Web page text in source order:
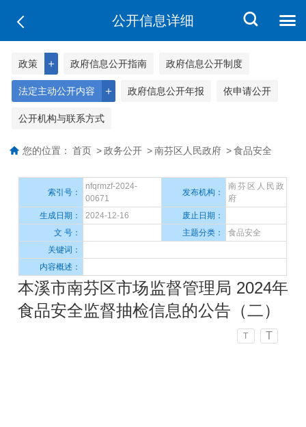
公开信息详细
＋
政策 政府信息公开指南 政府信息公开制度
＋
法定主动公开内容 政府信息公开年报 依申请公开
公开机构与联系方式
您的位置： 首页 > 政务公开 > 南芬区人民政府 > 食品安全
索引号：
nfqrmzf-2024-
00671
发布机构：
南芬区人民政
府
生成日期：
2024-12-16
废止日期：
文 号：
主题分类：
食品安全
关键词：
内容概述：
本溪市南芬区市场监督管理局 2024年
食品安全监督抽检信息的公告（二）
T T